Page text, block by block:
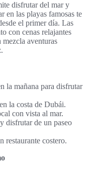
disfrutar del mar y
en las playas famosas te
el primer día. Las
con cenas relajantes
mezcla aventuras
la mañana para disfrutar
la costa de Dubái.
con vista al mar.
disfrutar de un paseo
restaurante costero.